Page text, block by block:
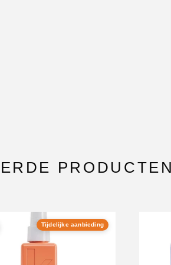
PRODUCTEN
Tijdelijke aanbieding